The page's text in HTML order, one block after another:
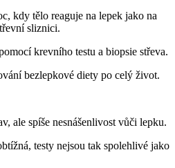
kdy tělo reaguje na lepek jako na
sliznici.
krevního testu a biopsie střeva.
bezlepkové diety po celý život.
ale spíše nesnášenlivost vůči lepku.
testy nejsou tak spolehlivé jako